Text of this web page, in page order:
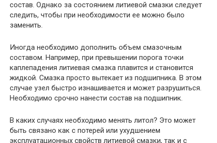
состав. Однако за состоянием литиевой смазки следует
следить, чтобы при необходимости ее можно было
заменить.
Иногда необходимо дополнить объем смазочным
составом. Например, при превышении порога точки
каплепадения литиевая смазка плавится и становится
жидкой. Смазка просто вытекает из подшипника. В этом
случае узел быстро изнашивается и может разрушиться.
Необходимо срочно нанести состав на подшипник.
В каких случаях необходимо менять литол? Это может
быть связано как с потерей или ухудшением
эксплуатационных свойств литиевой смазки, так и с